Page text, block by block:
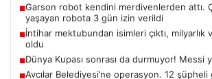
■Garson robot kendini merdivenlerden attı.
yaşayan robota 3 gün izin verildi
■İntihar mektubundan isimleri çıktı, milyarlık
oldu
■Dünya Kupası sonrası da durmuyor! Messi
■Avcılar Belediyesi’ne operasyon. 12 şüpheli